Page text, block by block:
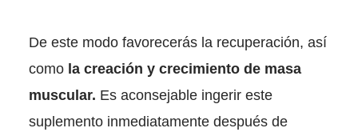
De este modo favorecerás la recuperación, así
como la creación y crecimiento de masa
muscular. Es aconsejable ingerir este
suplemento inmediatamente después de